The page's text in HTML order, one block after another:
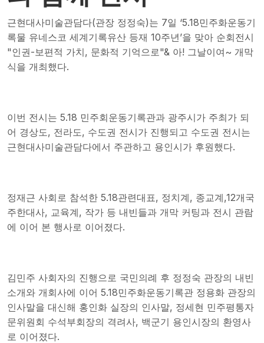
근현대사미술관담다(관장 정정숙)는 7일 ‘5.18민주화운동기
록물 유네스코 세계기록유산 등재 10주년’을 맞아 순회전시
"인권-보편적 가치, 문화적 기억으로"& 아! 그날이여~ 개막
식을 개최했다.
이번 전시는 5.18 민주회운동기록관과 광주시가 주최가 되
어 경상도, 전라도, 수도권 전시가 진행되고 수도권 전시는
근현대사미술관담다에서 주관하고 용인시가 후원했다.
정재근 사회로 참석한 5.18관련대표, 정치계, 종교계,12개국
주한대사, 교육계, 작가 등 내빈들과 개막 커팅과 전시 관람
에 이어 본 행사로 이어졌다.
김민주 사회자의 진행으로 국민의례 후 정정숙 관장의 내빈
소개와 개회사에 이어 5.18민주화운동기록관 정용화 관장의
인사말을 대신해 홍인화 실장의 인사말, 정세현 민주평통자
문위원회 수석부회장의 격려사, 백군기 용인시장의 환영사
로 이어졌다.